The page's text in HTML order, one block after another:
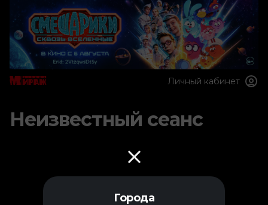
Города
Личный кабинет
Неизвестный сеанс